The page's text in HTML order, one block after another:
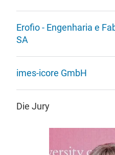
Erofio - Engenharia e
SA
imes-icore GmbH
Die Jury